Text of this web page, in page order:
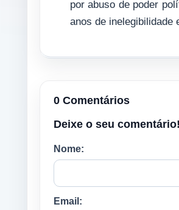
por abuso de poder
anos de inelegibilidade
0 Comentários
Deixe o seu comentário!
Nome:
Email: